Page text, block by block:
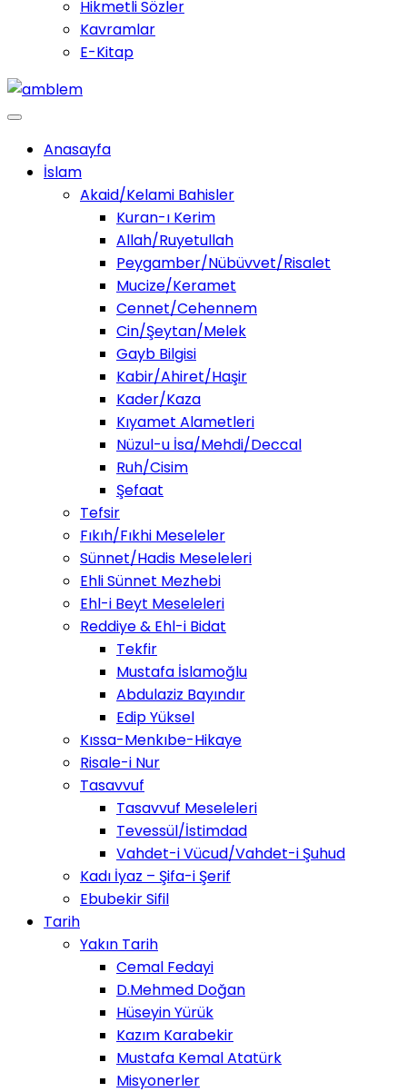
Hikmetli Sözler
Kavramlar
E-Kitap
Anasayfa
İslam
Akaid/Kelami Bahisler
Kuran-ı Kerim
Allah/Ruyetullah
Peygamber/Nübüvvet/Risalet
Mucize/Keramet
Cennet/Cehennem
Cin/Şeytan/Melek
Gayb Bilgisi
Kabir/Ahiret/Haşir
Kader/Kaza
Kıyamet Alametleri
Nüzul-u İsa/Mehdi/Deccal
Ruh/Cisim
Şefaat
Tefsir
Fıkıh/Fıkhi Meseleler
Sünnet/Hadis Meseleleri
Ehli Sünnet Mezhebi
Ehl-i Beyt Meseleleri
Reddiye & Ehl-i Bidat
Tekfir
Mustafa İslamoğlu
Abdulaziz Bayındır
Edip Yüksel
Kıssa-Menkıbe-Hikaye
Risale-i Nur
Tasavvuf
Tasavvuf Meseleleri
Tevessül/İstimdad
Vahdet-i Vücud/Vahdet-i Şuhud
Kadı İyaz – Şifa-i Şerif
Ebubekir Sifil
Tarih
Yakın Tarih
Cemal Fedayi
D.Mehmed Doğan
Hüseyin Yürük
Kazım Karabekir
Mustafa Kemal Atatürk
Misyonerler